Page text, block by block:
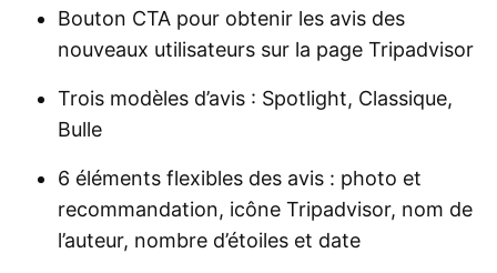
Bouton CTA pour obtenir les avis des
nouveaux utilisateurs sur la page Tripadvisor
Trois modèles d’avis : Spotlight, Classique,
Bulle
6 éléments flexibles des avis : photo et
recommandation, icône Tripadvisor, nom de
l’auteur, nombre d’étoiles et date